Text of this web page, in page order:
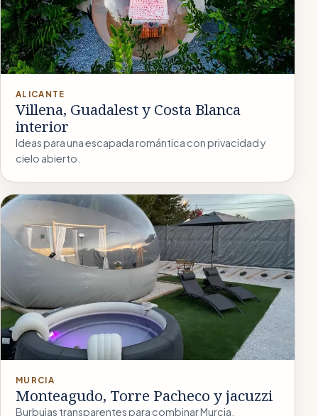
ALICANTE
Villena, Guadalest y Costa Blanca
interior
Ideas para una escapada romántica con privacidad y
cielo abierto.
MURCIA
Monteagudo, Torre Pacheco y jacuzzi
Burbujas transparentes para combinar Murcia,